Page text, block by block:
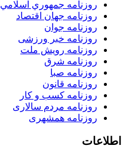
روزنامه جمهوري اسلامي
روزنامه جهان اقتصاد
روزنامه جوان
روزنامه خبر ورزشى
روزنامه رویش ملت
روزنامه شرق
روزنامه صبا
روزنامه قانون
روزنامه كسب و كار
روزنامه مردم سالاری
روزنامه همشهری
اطلاعات